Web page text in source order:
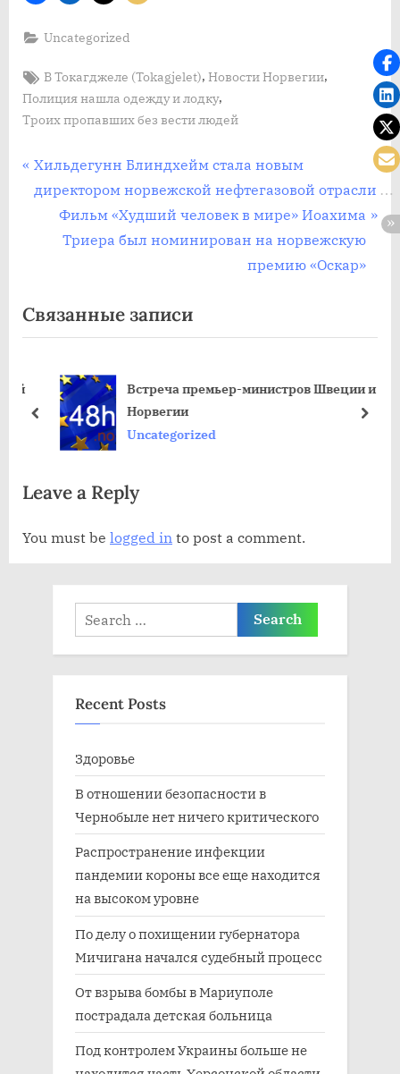
Uncategorized
Tags:
В Токагджеле (Tokagjelet),Новости Норвегии,
Полиция нашла одежду и лодку,
Троих пропавших без вести людей
Post
navigation
П
р
у
щ
з
и
ь
Хильдегунн Блиндхейм стала новым
директором норвежской нефтегазовой отрасли
С
л
у
ю
а
я
з
п
с
Фильм «Худший человек в мире» Иоахима
Триера был номинирован на норвежскую
премию «Оскар»
Связанные записи
Встреча премьер-министров Швеции и
Норвегии
Uncategorized
пред
Leave a Reply
You must be logged in to post a comment.
Search
for:
Recent Posts
Здоровье
В отношении безопасности в
Чернобыле нет ничего критического
Распространение инфекции
пандемии короны все еще находится
на высоком уровне
По делу о похищении губернатора
Мичигана начался судебный процесс
От взрыва бомбы в Мариуполе
пострадала детская больница
Под контролем Украины больше не